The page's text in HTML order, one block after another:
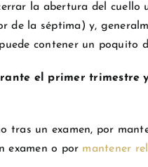
la abertura del cuello
de la séptima) y,
contener un poquito
el primer trimestre
un examen, por
examen o por mantener